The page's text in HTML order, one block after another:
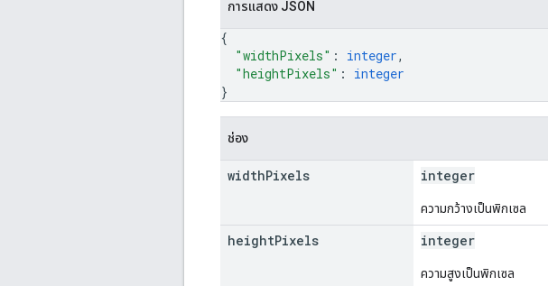
การแสดง JSON
{
"widthPixels" : integer,
"heightPixels" : integer
}
ช่อง
widthPixels integer
ความกว้างเป็นพิกเซล
heightPixels integer
ความสูงเป็นพิกเซล